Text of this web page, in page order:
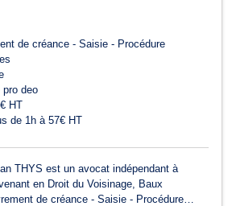
de créance - Saisie - Procédure
pro deo
HT
de 1h à 57€ HT
THYS est un avocat indépendant à
en Droit du Voisinage, Baux
de créance - Saisie - Procédure